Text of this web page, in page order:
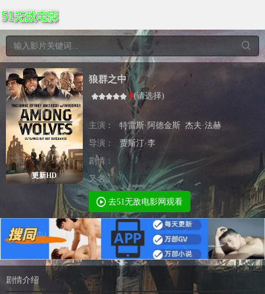
更新HD
狼群之中
0(请选择)
主演： 特雷斯·阿德金斯 杰夫·法赫
导演：
贾斯汀·李
剧情：
又名：
去51无敌电影网观看
剧情介绍